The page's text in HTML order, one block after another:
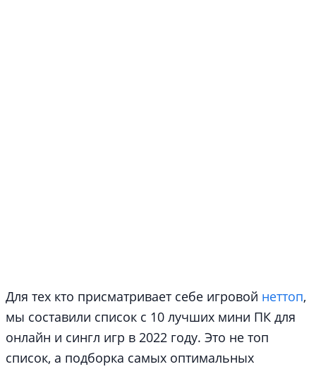
Для тех кто присматривает себе игровой неттоп,
мы составили список с 10 лучших мини ПК для
онлайн и сингл игр в 2022 году. Это не топ
список, а подборка самых оптимальных